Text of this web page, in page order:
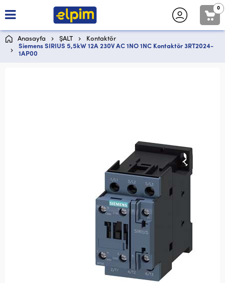
0
Anasayfa ŞALT
Kontaktör
Siemens SIRIUS 5,5kW 12A 230V AC 1NO 1NC Kontaktör 3RT2024-
1AP00